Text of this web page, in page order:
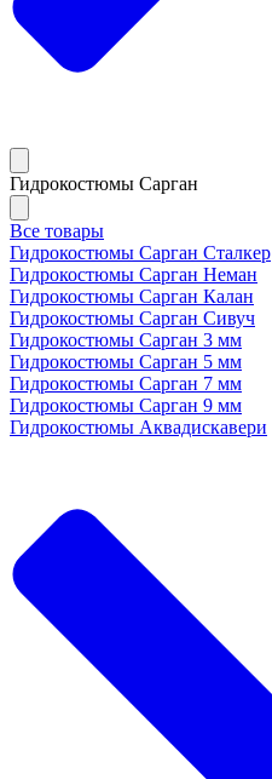
Гидрокостюмы Сарган
Все товары
Гидрокостюмы Сарган Сталкер
Гидрокостюмы Сарган Неман
Гидрокостюмы Сарган Калан
Гидрокостюмы Сарган Сивуч
Гидрокостюмы Сарган 3 мм
Гидрокостюмы Сарган 5 мм
Гидрокостюмы Сарган 7 мм
Гидрокостюмы Сарган 9 мм
Гидрокостюмы Аквадискавери